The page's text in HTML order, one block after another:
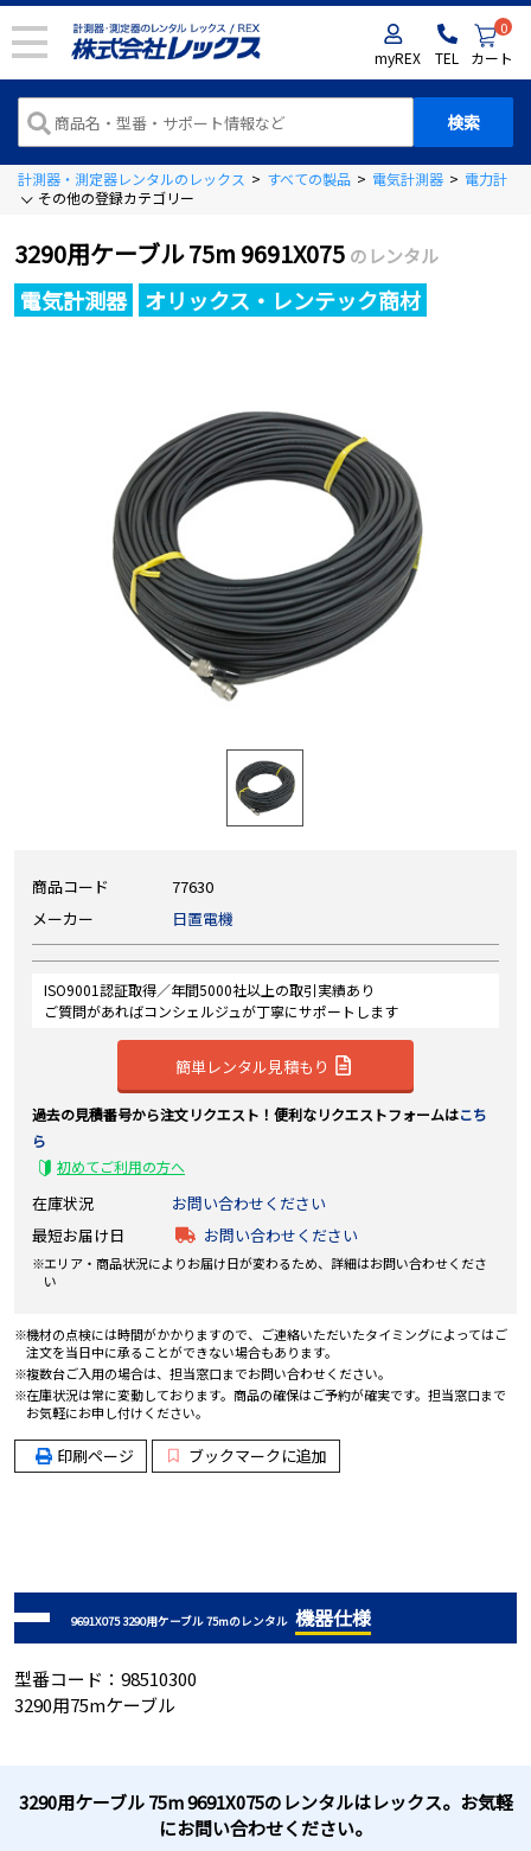
myREX TEL
0
カート
計測器・測定器レンタルのレックス > すべての製品 > 電気計測器 > 電力計
その他の登録カテゴリー
3290用ケーブル 75m 9691X075 のレンタル
電気計測器 オリックス・レンテック商材
商品コード
77630
メーカー
日置電機
ISO9001認証取得／年間5000社以上の取引実績あり
ご質問があればコンシェルジュが丁寧にサポートします
簡単レンタル見積もり
過去の見積番号から注文リクエスト！便利なリクエストフォームはこち
ら
初めてご利用の方へ
在庫状況
お問い合わせください
最短お届け日
お問い合わせください
エリア・商品状況によりお届け日が変わるため、詳細はお問い合わせくださ
い
機材の点検には時間がかかりますので、ご連絡いただいたタイミングによってはご
注文を当日中に承ることができない場合もあります。
複数台ご入用の場合は、担当窓口までお問い合わせください。
在庫状況は常に変動しております。商品の確保はご予約が確実です。担当窓口まで
お気軽にお申し付けください。
印刷ページ ブックマークに追加
9691X075 3290用ケーブル 75mのレンタル 機器仕様
型番コード：98510300
3290用75mケーブル
3290用ケーブル 75m 9691X075のレンタルはレックス。お気軽
にお問い合わせください。